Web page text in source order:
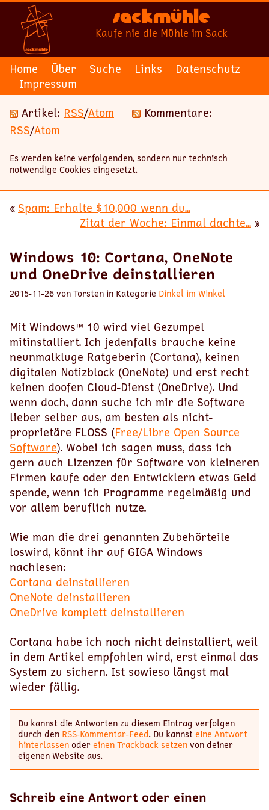
Sackmühle
Kaufe nie die Mühle im Sack
Home Über Suche Links
Datenschutz
Impressum
Artikel: RSS/Atom
Kommentare:
RSS/Atom
Es werden keine verfolgenden, sondern nur technisch
notwendige Cookies eingesetzt.
« Spam: Erhalte $10,000 wenn du...
Zitat der Woche: Einmal dachte... »
Windows 10: Cortana, OneNote
und OneDrive deinstallieren
2015-11-26 von Torsten in Kategorie Dinkel im Winkel
Mit Windows™ 10 wird viel Gezumpel
mitinstalliert. Ich jedenfalls brauche keine
neunmalkluge Ratgeberin (Cortana), keinen
digitalen Notizblock (OneNote) und erst recht
keinen doofen Cloud-Dienst (OneDrive). Und
wenn doch, dann suche ich mir die Software
lieber selber aus, am besten als nicht-
proprietäre FLOSS (Free/Libre Open Source
Software). Wobei ich sagen muss, dass ich
gern auch Lizenzen für Software von kleineren
Firmen kaufe oder den Entwicklern etwas Geld
spende, wenn ich Programme regelmäßig und
vor allem beruflich nutze.
Wie man die drei genannten Zubehörteile
loswird, könnt ihr auf GIGA Windows
nachlesen:
Cortana deinstallieren
OneNote deinstallieren
OneDrive komplett deinstallieren
Cortana habe ich noch nicht deinstalliert, weil
in dem Artikel empfohlen wird, erst einmal das
System zu sichern. Ist sowieso längst mal
wieder fällig.
Du kannst die Antworten zu diesem Eintrag verfolgen
durch den RSS-Kommentar-Feed. Du kannsteine Antwort
hinterlassenodereinen Trackback setzenvon deiner
eigenen Website aus.
Schreib eine Antwort oder einen